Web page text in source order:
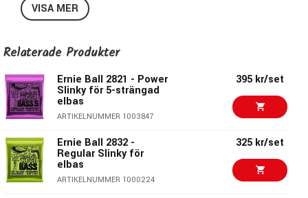
2836 5-string Regular Slinky:
D:065
E:100
B:130
Ernie Ball Slinky Nickelwound Bass
Liksom alla andra Ernie Ball-strängar är Slinky Nickel Wound
Bass tillverkade i Coachella Vally i Kalifornien, USA. Dessa
VISA MER
Relaterade Produkter
Ernie Ball 2821 - Power
Slinky för 5-strängad
elbas
ARTIKELNUMMER 1003847
395 kr/set
Ernie Ball 2832 -
Regular Slinky för
elbas
ARTIKELNUMMER 1000224
325 kr/set